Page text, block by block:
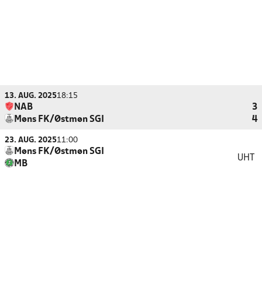
13. AUG. 202518:15
NAB
3
Møns FK/Østmøn SGI
4
23. AUG. 202511:00
Møns FK/Østmøn SGI
MB
UHT